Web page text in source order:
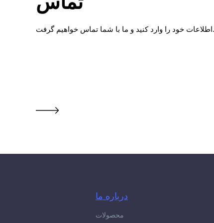
اطلاعات خود را وارد کنید و ما با شما تماس خواهیم گرفت.
درباره ما
محصولات